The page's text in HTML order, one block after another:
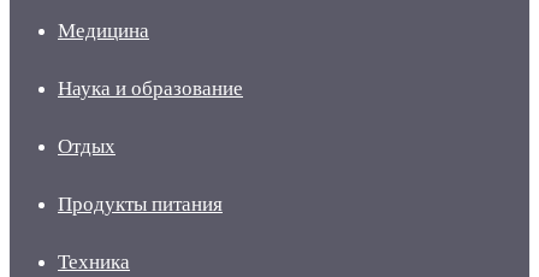
Медицина
Наука и образование
Отдых
Продукты питания
Техника